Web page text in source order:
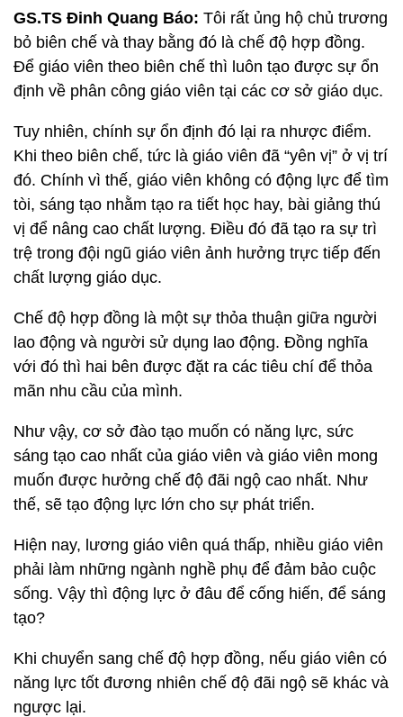
GS.TS Đinh Quang Báo: Tôi rất ủng hộ chủ trương
bỏ biên chế và thay bằng đó là chế độ hợp đồng.
Để giáo viên theo biên chế thì luôn tạo được sự ổn
định về phân công giáo viên tại các cơ sở giáo dục.
Tuy nhiên, chính sự ổn định đó lại ra nhược điểm.
Khi theo biên chế, tức là giáo viên đã “yên vị” ở vị trí
đó. Chính vì thế, giáo viên không có động lực để tìm
tòi, sáng tạo nhằm tạo ra tiết học hay, bài giảng thú
vị để nâng cao chất lượng. Điều đó đã tạo ra sự trì
trệ trong đội ngũ giáo viên ảnh hưởng trực tiếp đến
chất lượng giáo dục.
Chế độ hợp đồng là một sự thỏa thuận giữa người
lao động và người sử dụng lao động. Đồng nghĩa
với đó thì hai bên được đặt ra các tiêu chí để thỏa
mãn nhu cầu của mình.
Như vậy, cơ sở đào tạo muốn có năng lực, sức
sáng tạo cao nhất của giáo viên và giáo viên mong
muốn được hưởng chế độ đãi ngộ cao nhất. Như
thế, sẽ tạo động lực lớn cho sự phát triển.
Hiện nay, lương giáo viên quá thấp, nhiều giáo viên
phải làm những ngành nghề phụ để đảm bảo cuộc
sống. Vậy thì động lực ở đâu để cống hiến, để sáng
tạo?
Khi chuyển sang chế độ hợp đồng, nếu giáo viên có
năng lực tốt đương nhiên chế độ đãi ngộ sẽ khác và
ngược lại.